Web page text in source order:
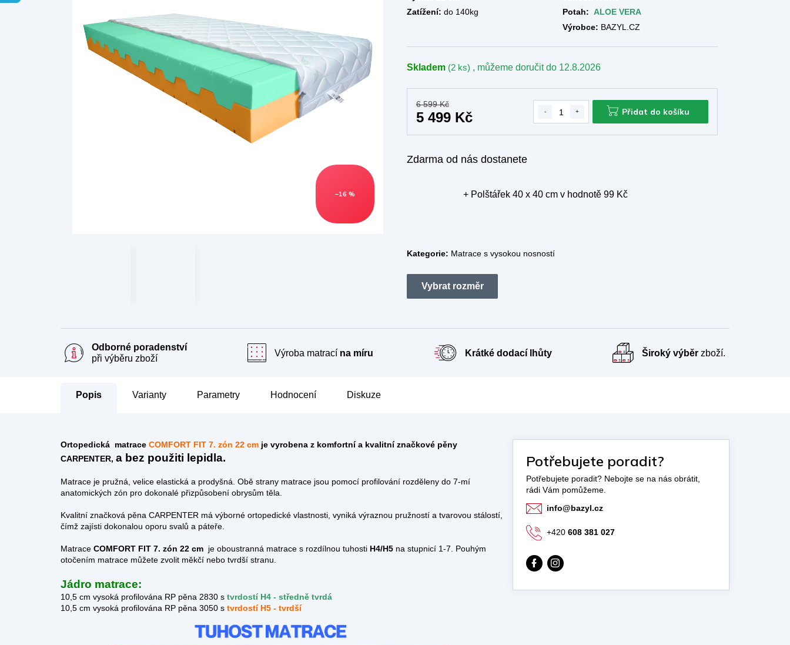
–16 %
Skladem (2 ks) , můžeme doručit do 12.8.2026
Zdarma od nás dostanete
+ Polštářek 40 x 40 cm v hodnotě 99 Kč
Zatížení: do 140kg Potah: ALOE VERA
Výrobce: BAZYL.CZ
Kategorie: Matrace s vysokou nosností
6 599 Kč
5 499 Kč Přidat do košíku
Odborné poradenství
při výběru zboží
Výroba matrací na míru Krátké dodací lhůty Široký výběrzboží.
Popis Parametry Hodnocení Diskuze
Ortopedická matrace COMFORT FIT 7. zón 22 cm je vyrobena z komfortní a kvalitní značkové pěny
CARPENTER, a bez použiti lepidla.
Matrace je pružná, velice elastická a prodyšná. Obě strany matrace jsou pomocí profilování rozděleny do 7-mí
anatomických zón pro dokonalé přizpůsobení obrysům těla.
Kvalitní značková pěna CARPENTER má výborné ortopedické vlastnosti, vyniká výraznou pružností a tvarovou stálostí,
čímž zajísti dokonalou oporu svalů a páteře.
Matrace COMFORT FIT 7. zón 22 cm je oboustranná matrace s rozdílnou tuhosti H4/H5 na stupnicí 1-7. Pouhým
otočením matrace můžete zvolit měkčí nebo tvrdší stranu.
Jádro matrace:
10,5 cm vysoká profilována RP pěna 2830 s tvrdostí H4 - středně tvrdá
10,5 cm vysoká profilována RP pěna 3050 s tvrdostí H5 - tvrdší
Potřebujete poradit?
info@bazyl.cz
+420608 381 027